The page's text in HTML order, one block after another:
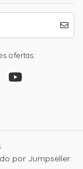
ofertas.
por Jumpseller.